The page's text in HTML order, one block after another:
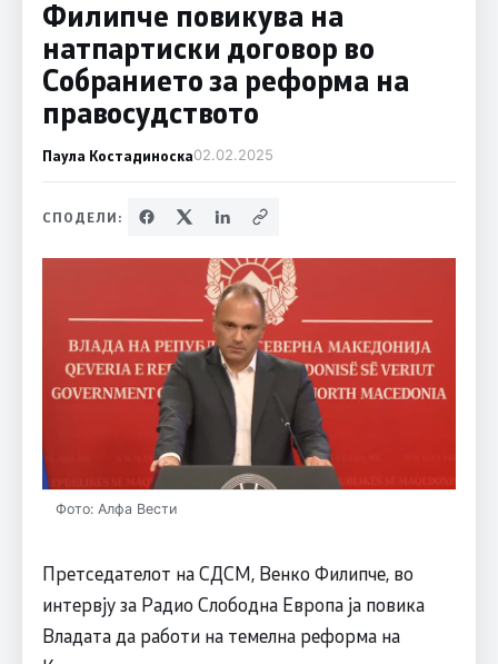
Филипче повикува на
натпартиски договор во
Собранието за реформа на
правосудството
Паула Костадиноска02.02.2025
СПОДЕЛИ:
Фото: Алфа Вести
Претседателот на СДСМ, Венко Филипче, во
интервју за Радио Слободна Европа ја повика
Владата да работи на темелна реформа на